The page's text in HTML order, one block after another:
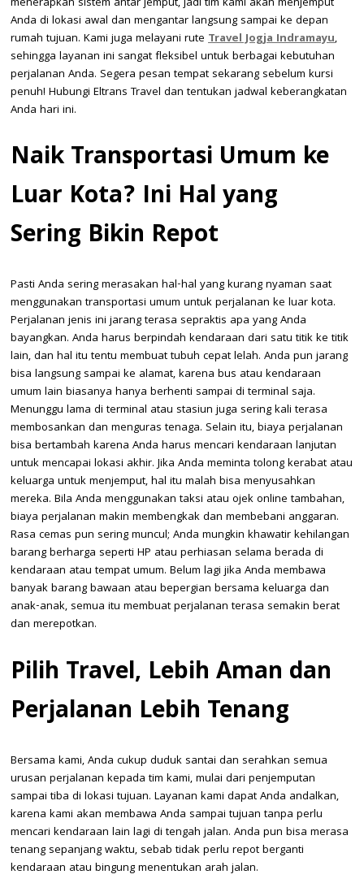
Anda di lokasi awal dan mengantar langsung sampai ke depan
rumah tujuan. Kami juga melayani rute Travel Jogja Indramayu,
sehingga layanan ini sangat fleksibel untuk berbagai kebutuhan
perjalanan Anda. Segera pesan tempat sekarang sebelum kursi
penuh! Hubungi Eltrans Travel dan tentukan jadwal keberangkatan
Anda hari ini.
Naik Transportasi Umum ke
Luar Kota? Ini Hal yang
Sering Bikin Repot
Pasti Anda sering merasakan hal-hal yang kurang nyaman saat
menggunakan transportasi umum untuk perjalanan ke luar kota.
Perjalanan jenis ini jarang terasa sepraktis apa yang Anda
bayangkan. Anda harus berpindah kendaraan dari satu titik ke titik
lain, dan hal itu tentu membuat tubuh cepat lelah. Anda pun jarang
bisa langsung sampai ke alamat, karena bus atau kendaraan
umum lain biasanya hanya berhenti sampai di terminal saja.
Menunggu lama di terminal atau stasiun juga sering kali terasa
membosankan dan menguras tenaga. Selain itu, biaya perjalanan
bisa bertambah karena Anda harus mencari kendaraan lanjutan
untuk mencapai lokasi akhir. Jika Anda meminta tolong kerabat atau
keluarga untuk menjemput, hal itu malah bisa menyusahkan
mereka. Bila Anda menggunakan taksi atau ojek online tambahan,
biaya perjalanan makin membengkak dan membebani anggaran.
Rasa cemas pun sering muncul; Anda mungkin khawatir kehilangan
barang berharga seperti HP atau perhiasan selama berada di
kendaraan atau tempat umum. Belum lagi jika Anda membawa
banyak barang bawaan atau bepergian bersama keluarga dan
anak-anak, semua itu membuat perjalanan terasa semakin berat
dan merepotkan.
Pilih Travel, Lebih Aman dan
Perjalanan Lebih Tenang
Bersama kami, Anda cukup duduk santai dan serahkan semua
urusan perjalanan kepada tim kami, mulai dari penjemputan
sampai tiba di lokasi tujuan. Layanan kami dapat Anda andalkan,
karena kami akan membawa Anda sampai tujuan tanpa perlu
mencari kendaraan lain lagi di tengah jalan. Anda pun bisa merasa
tenang sepanjang waktu, sebab tidak perlu repot berganti
kendaraan atau bingung menentukan arah jalan.